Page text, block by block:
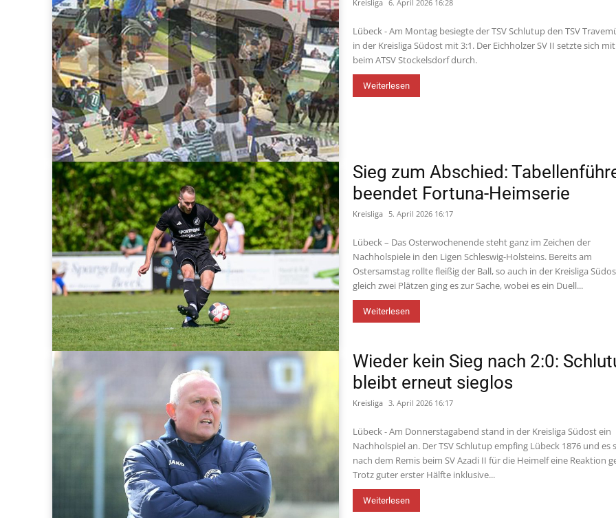
Kreisliga 6. April 2026 16:28
Lübeck - Am Montag besiegte der TSV Schlutup den TSV
in der Kreisliga Südost mit 3:1. Der Eichholzer SV II setzte sich
beim ATSV Stockelsdorf durch.
Weiterlesen
Sieg zum Abschied:
beendet Fortuna-Heimserie
Kreisliga 5. April 2026 16:17
Lübeck – Das Osterwochenende steht ganz im Zeichen der
Nachholspiele in den Ligen Schleswig-Holsteins. Bereits am
Ostersamstag rollte fleißig der Ball, so auch in der Kreisliga
gleich zwei Plätzen ging es zur Sache, wobei es ein Duell...
Weiterlesen
Wieder kein Sieg nach 2:0:
bleibt erneut sieglos
Kreisliga 3. April 2026 16:17
Lübeck - Am Donnerstagabend stand in der Kreisliga Südost ein
Nachholspiel an. Der TSV Schlutup empfing Lübeck 1876 und es
nach dem Remis beim SV Azadi II für die Heimelf eine Reaktion
Trotz guter erster Hälfte inklusive...
Weiterlesen